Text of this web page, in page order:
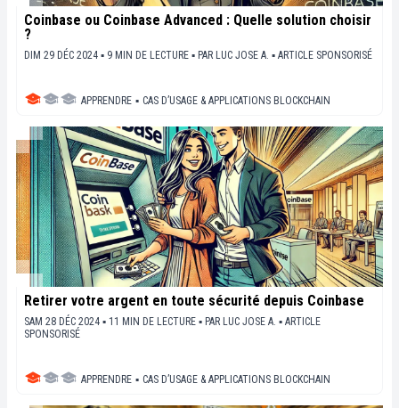
Coinbase ou Coinbase Advanced : Quelle solution choisir
?
DIM 29 DÉC 2024 ▪ 9 MIN DE LECTURE ▪ PAR LUC JOSE A. ▪ ARTICLE SPONSORISÉ
APPRENDRE ▪ CAS D’USAGE & APPLICATIONS BLOCKCHAIN
Retirer votre argent en toute sécurité depuis Coinbase
SAM 28 DÉC 2024 ▪ 11 MIN DE LECTURE ▪ PAR LUC JOSE A. ▪ ARTICLE
SPONSORISÉ
APPRENDRE ▪ CAS D’USAGE & APPLICATIONS BLOCKCHAIN